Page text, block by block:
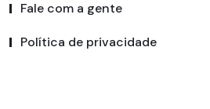
Fale com a gente
Política de privacidade